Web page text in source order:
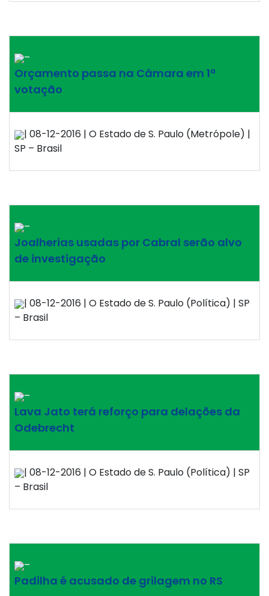
–
Orçamento passa na Câmara em 1ª
votação
| 08-12-2016 | O Estado de S. Paulo (Metrópole) |
SP – Brasil
–
Joalherias usadas por Cabral serão alvo
de investigação
| 08-12-2016 | O Estado de S. Paulo (Política) | SP
– Brasil
–
Lava Jato terá reforço para delações da
Odebrecht
| 08-12-2016 | O Estado de S. Paulo (Política) | SP
– Brasil
–
Padilha é acusado de grilagem no RS